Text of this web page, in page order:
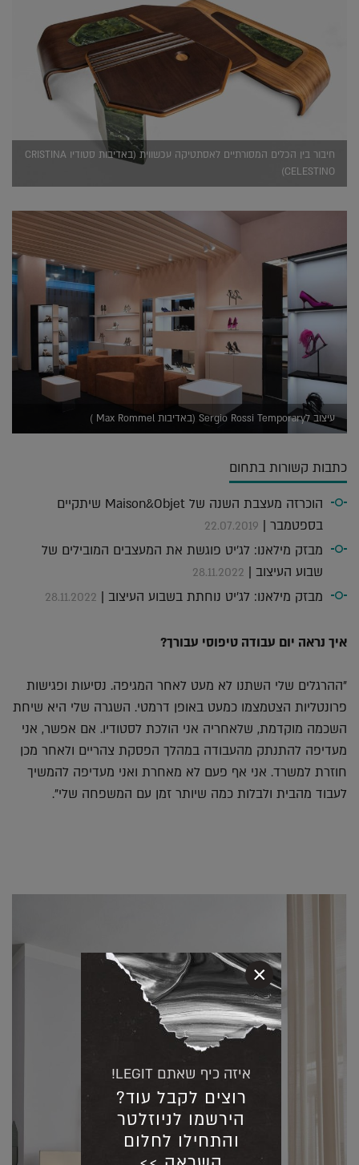
חיבור בין הכלים המסורתיים לאסתטיקה עכשווית (באדיבות סטודיו CRISTINA
CELESTINO)
עיצוב לSergio Rossi Temporary (באדיבות Max Rommel )
כתבות קשורות בתחום
הוכרזה מעצבת השנה של Maison&Objet שיתקיים
בספטמבר | 22.07.2019
מבזק מילאנו: לג'יט פוגשת את המעצבים המובילים של
שבוע העיצוב | 28.11.2022
מבזק מילאנו: לג'יט נוחתת בשבוע העיצוב | 28.11.2022
איך נראה יום עבודה טיפוסי עבורך?
"ההרגלים שלי השתנו לא מעט לאחר המגיפה. נסיעות ופגישות
פרונטליות הצטמצמו כמעט באופן דרמטי. השגרה שלי היא שיחת
השכמה מוקדמת, שלאחריה אני הולכת לסטודיו. אם אפשר, אני
מעדיפה להתנתק מהעבודה במהלך הפסקת צהריים ולאחר מכן
חוזרת למשרד. אני אף פעם לא מאחרת ואני מעדיפה להמשיך
לעבוד מהבית ולבלות כמה שיותר זמן עם המשפחה שלי".
איזה כיף שאתם LEGIT!
רוצים לקבל עוד?
הירשמו לניוזלטר
והתחילו לחלום
×